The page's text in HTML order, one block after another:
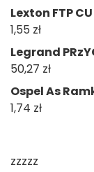
Lexton FTP CU
1,55 zł
Legrand
50,27 zł
Ospel As
1,74 zł
zzzzz